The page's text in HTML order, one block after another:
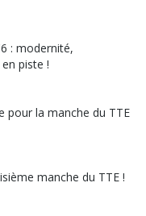
: modernité,
piste !
pour la manche du TTE
manche du TTE !